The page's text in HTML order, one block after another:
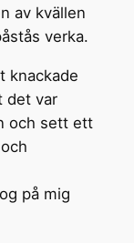
av kvällen
verka.
knackade
det var
och sett ett
på mig